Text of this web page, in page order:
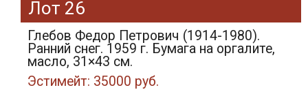
Лот 26
Глебов Федор Петрович (1914-1980).
Ранний снег. 1959 г. Бумага на оргалите,
масло, 31×43 см.
Эстимейт: 35000 руб.